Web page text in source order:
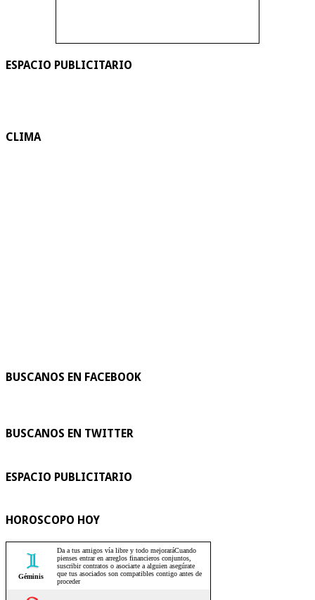
ESPACIO PUBLICITARIO
CLIMA
BUSCANOS EN FACEBOOK
BUSCANOS EN TWITTER
ESPACIO PUBLICITARIO
HOROSCOPO HOY